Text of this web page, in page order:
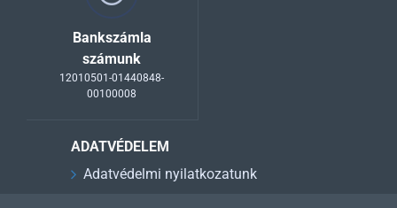
Bankszámla
számunk
12010501-01440848-
00100008
ADATVÉDELEM
Adatvédelmi nyilatkozatunk